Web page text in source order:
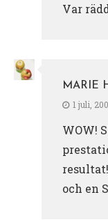
Var
MARIE
1 juli,
WOW!
och en